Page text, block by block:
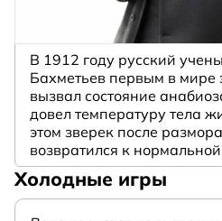
В 1912 году русский
Бахметьев первым в мире
вызвал состояние
довел температуру тела
этом зверек после
возвратился к
Холодные игры